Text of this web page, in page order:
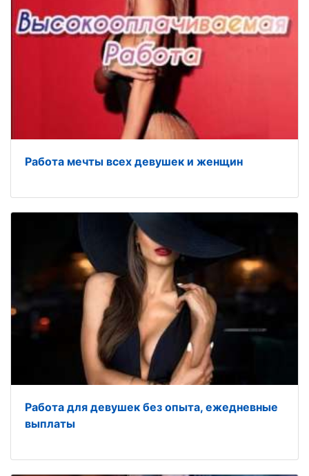
Работа мечты всех девушек и женщин
Работа для девушек без опыта, ежедневные
выплаты